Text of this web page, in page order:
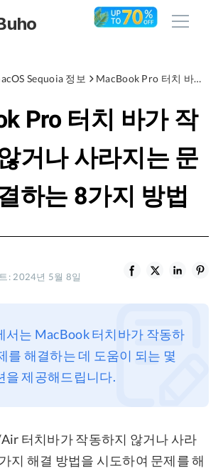
Sequoia 정보 MacBook Pro 터치 바가 작동하지 않거나 사라지는 문제를 해결하는 8가지 방법
Pro 터치 바가 작
거나 사라지는 문
하는 8가지 방법
: 2024년 5월 8일
서는 MacBook 터치바가 작동하
를 해결하는 데 도움이 되는 몇
을 제공해드립니다.
터치바가 작동하지 않거나 사라
지 해결 방법을 시도하여 문제를 해